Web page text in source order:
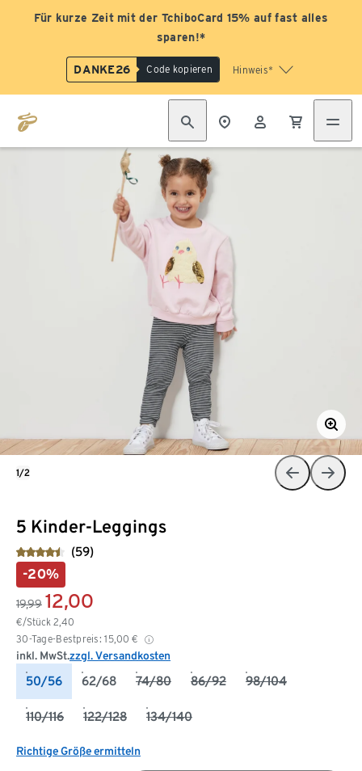
Für kurze Zeit mit der TchiboCard 15% auf fast alles
sparen!*
DANKE26 Code kopieren Hinweis*
5 Kinder-Leggings
(59)
-20%
19,99 12,00
€/Stück 2,40
30-Tage-Bestpreis: 15,00 €
inkl. MwSt.zzgl. Versandkosten
50/56 62/68 74/80 86/92 98/104
110/116 122/128 134/140
Richtige Größe ermitteln
1/2